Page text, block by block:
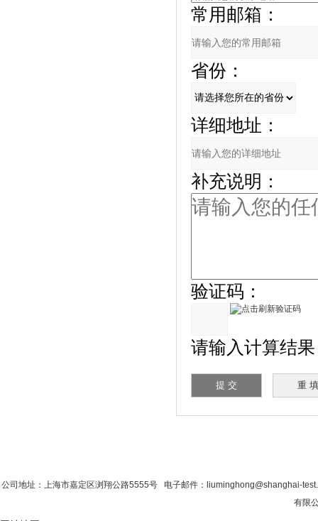
常用邮箱：
省份：
详细地址：
补充说明：
验证码：
请输入计算结果
公司地址：上海市嘉定区浏翔公路5555号 电子邮件：liuminghong@shanghai-
有限